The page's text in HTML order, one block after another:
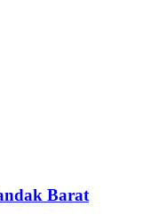
Barat